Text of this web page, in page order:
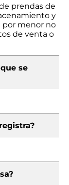
prendas de
y
por menor no
de venta o
se